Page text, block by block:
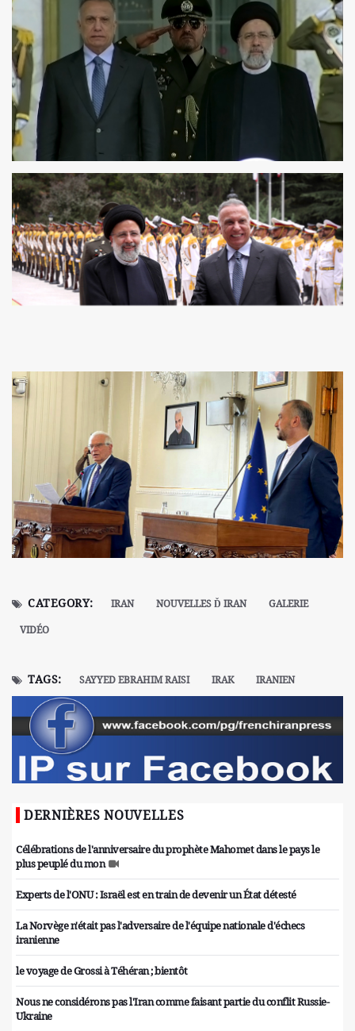
CATEGORY: IRAN NOUVELLES Ď IRAN
GALERIE
VIDÉO
TAGS: SAYYED EBRAHIM RAISI IRAK IRANIEN
DERNIÈRES NOUVELLES
Célébrations de l'anniversaire du prophète Mahomet dans le pays le
plus peuplé du mon
Experts de l'ONU : Israël est en train de devenir un État détesté
La Norvège n'était pas l'adversaire de l'équipe nationale d'échecs
iranienne
le voyage de Grossi à Téhéran ; bientôt
Nous ne considérons pas l'Iran comme faisant partie du conflit Russie-
Ukraine